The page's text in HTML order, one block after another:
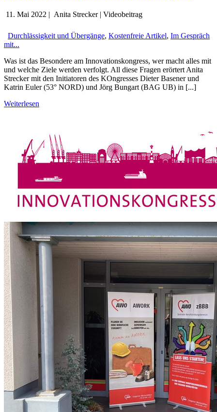
11. Mai 2022 | Anita Strecker| Videobeitrag
Durchlässigkeit und Übergänge, Kostenfreie Artikel, Im Gespräch
mit...
Was ist das Besondere am Innovationskongress, wer macht alles mit
und welche Ziele werden verfolgt. All diese Fragen erörtert Anita
Strecker mit den Initiatoren des KOngresses Dieter Basener und
Katrin Euler (53° NORD) und Jörg Bungart (BAG UB) in [...]
Weiterlesen